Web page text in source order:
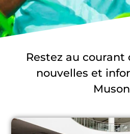
Restez au courant
nouvelles et